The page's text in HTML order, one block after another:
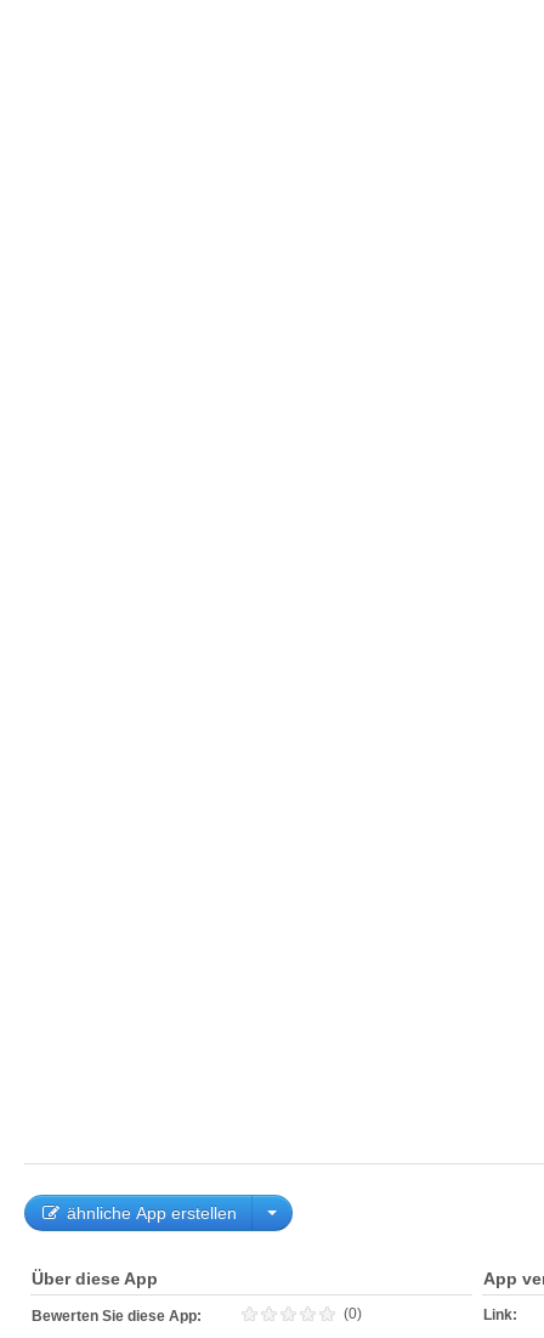
ähnliche App erstellen
Über diese App
Bewerten Sie diese App: (0)
App
Link: